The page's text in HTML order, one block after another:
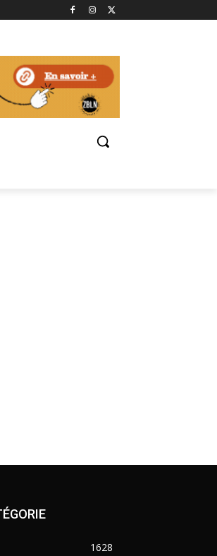
1628